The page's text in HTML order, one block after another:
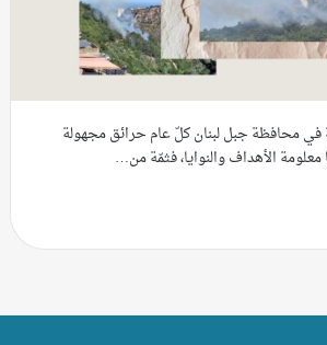
في محافظة جبل لبنان كلّ عام حرائق مجهولة
معلومة الأهداف والنوايا، فثمّة من…